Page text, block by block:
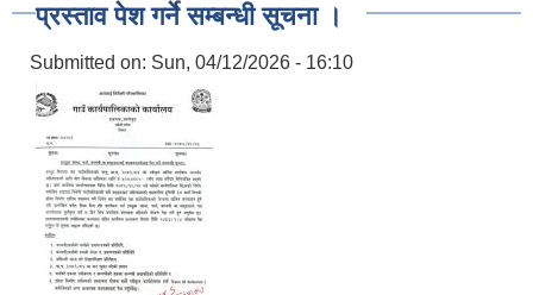
प्रस्ताव पेश गर्ने सम्बन्धी सूचना ।
Submitted on: Sun, 04/12/2026 - 16:10